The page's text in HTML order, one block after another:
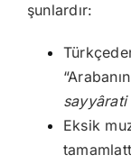
şunlardır:
sayyârati
Eksik